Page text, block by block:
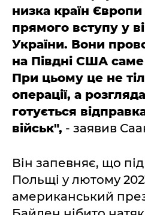
низка країн
прямого вступу у
України. Вони
на Півдні США
При цьому це не
операції, а
готується
військ", - заявив
Він запевняє, що під
Польщі у лютому
американський